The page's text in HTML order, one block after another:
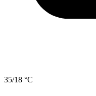
35/18 °C